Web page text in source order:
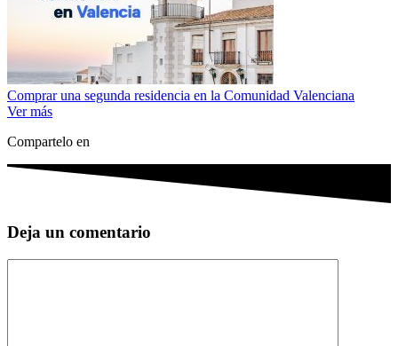
Comprar una segunda residencia en la Comunidad Valenciana
Ver más
Compartelo en
Deja un comentario